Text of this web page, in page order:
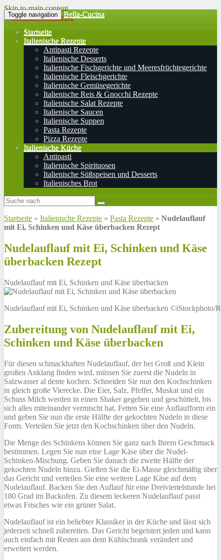
Skip to main content
Toggle navigation Bella-Cucina
Startseite
Italienische Rezepte
Antipasti Rezepte
Italienische Desserts
Italienische Fischgerichte und Meeresfrüchtegerichte
Italienische Fleischgerichte
Italienische Gemüsegerichte
Italienische Reis & Gnocchi Rezepte
Italienische Salat Rezepte
Italienische Saucen
Italienische Suppen
Pasta Rezepte
Pizza Rezepte
Italienische Küche
Antipasti
Italienische Spirituosen
Italienische Süßspeisen und Desserts
Italienisches Brot
Startseite » Italienische Rezepte » Pasta Rezepte » Nudelauflauf
mit Ei, Schinken und Käse überbacken Rezept
Nudelauflauf mit Ei, Schinken und Käse
überbacken Rezept
Nudelauflauf mit Ei, Schinken und Käse überbacken
Nudelauflauf mit Ei, Schinken und Käse überbacken ©iStockphoto/
Zubereitung von Nudelauflauf mit Ei,
Schinken und Käse überbacken
Für diesen schmackhaften Nudelauflauf, der bei Groß und Klein
großen Anklang finden wird, müssen Sie zuerst die Nudeln in
Salzwasser al dente kochen. Schneiden Sie nun den Kochschinken
in gleich große Vierecke. Die Eier, Salz, Pfeffer, Muskat und ein
Schuss Milch werden in einen Shaker gegeben und geschüttelt, bis
sich alles miteinander vermischt hat. Fetten Sie eine Auflaufform ein
und geben Sie nun die erste Hälfte der gekochten Nudeln in diese
Form. Verteilen Sie jetzt den Kochschinken über den Nudeln.
Die Menge des Schinkens können Sie ganz nach Ihrem Geschmack
bestimmen. Legen Sie nun eine Lage Käse über die Nudel-
Schinken-Mischung. Geben Sie danach die zweite Hälfte der
gekochten Nudeln hinzu. Gießen Sie die Ei-Masse gleichmäßig über
das Gericht und verteilen Sie eine weitere Lage Käse auf dem
Nudelauflauf. Backen Sie den Auflauf für eine Dreiviertelstunde bei
180 Grad im Backofen. Zu diesem leckeren Nudelauflauf passt
etwas Frisches wie ein grüner Salat.
Nudelauflauf ist ein beliebter Klassiker in der Küche und lässt sich
jederzeit schnell zubereiten. Das Gericht begeistert jeden und kann
auch einfach mit Resten aus dem Kühlschrank verändert und
erweitert werden.